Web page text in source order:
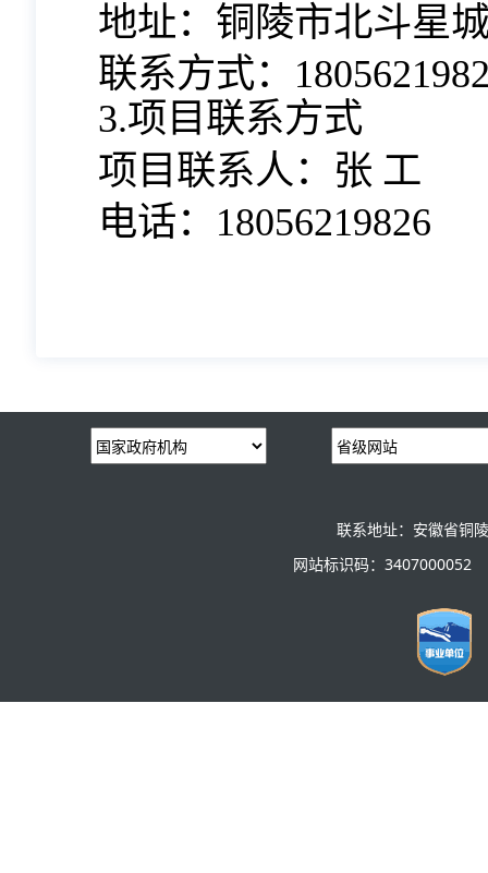
地址： 铜陵市北斗星
联系方式：
3.项目联系方式
项目联系人： 张 工
电话： 18056219826
联系地址：安徽省铜
网站标识码：3407000052